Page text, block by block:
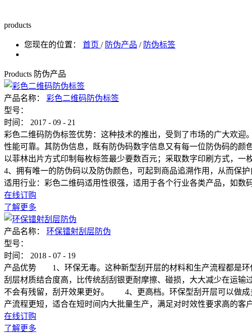
products
您现在的位置： 首页 / 防伪产品 / 防伪标签
Products 防伪产品
产品名称：
彩色二维码防伪标签
型号：
时间：
2017 - 09 - 21
彩色二维码防伪标签优势：这种技术的推出，受到了市场的广大欢
性能可靠。其防伪信息，既有防伪码数字信息又有每一位防伪码的颜
以菲林出片方式印制每枚标签最少要数百元；采取数字印刷方式，一
4、拥有唯一的防伪码以及防伪颜色，可起到商品追溯作用，从而保
适用行业：彩色二维码适用性很强，适用于各个行业各类产品，如数
在线订购
了解更多
产品名称：
环保镭射刮层防伪
型号：
时间：
2018 - 07 - 19
产品优势 1、环保无毒。这种新型刮开层的材料和生产流程都是
刮层材质结合度高，比传统刮刮银更耐摩擦、碰损，大大减少在运
不会有残留，刮开效果更好。 4、更高档。环保型刮开层可以做
产流程更短，适合在短时间内大批量生产，满足对时效性要求高的客户
在线订购
了解更多